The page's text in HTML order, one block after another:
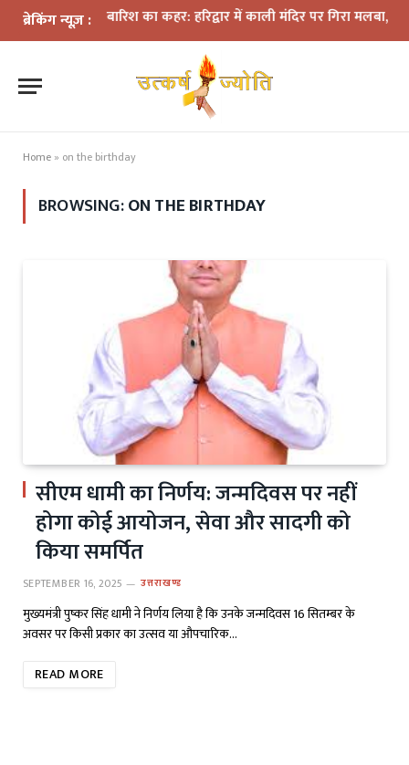
ब्रेकिंग न्यूज़ :
भारी बारिश का कहर: हरिद्वार में काली मंदिर पर गिरा मलबा,
Home » on the birthday
BROWSING:ON THE BIRTHDAY
सीएम धामी का निर्णय: जन्मदिवस पर नहीं
होगा कोई आयोजन, सेवा और सादगी को
किया समर्पित
SEPTEMBER 16, 2025 उत्तराखण्ड
मुख्यमंत्री पुष्कर सिंह धामी ने निर्णय लिया है कि उनके जन्मदिवस 16 सितम्बर के
अवसर पर किसी प्रकार का उत्सव या औपचारिक…
READ MORE